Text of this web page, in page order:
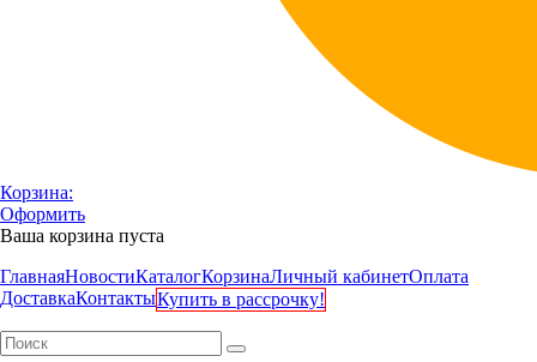
Корзина:
Оформить
Ваша корзина пуста
ГлавнаяНовостиКаталогКорзинаЛичный кабинетОплата
ДоставкаКонтактыКупить в рассрочку!